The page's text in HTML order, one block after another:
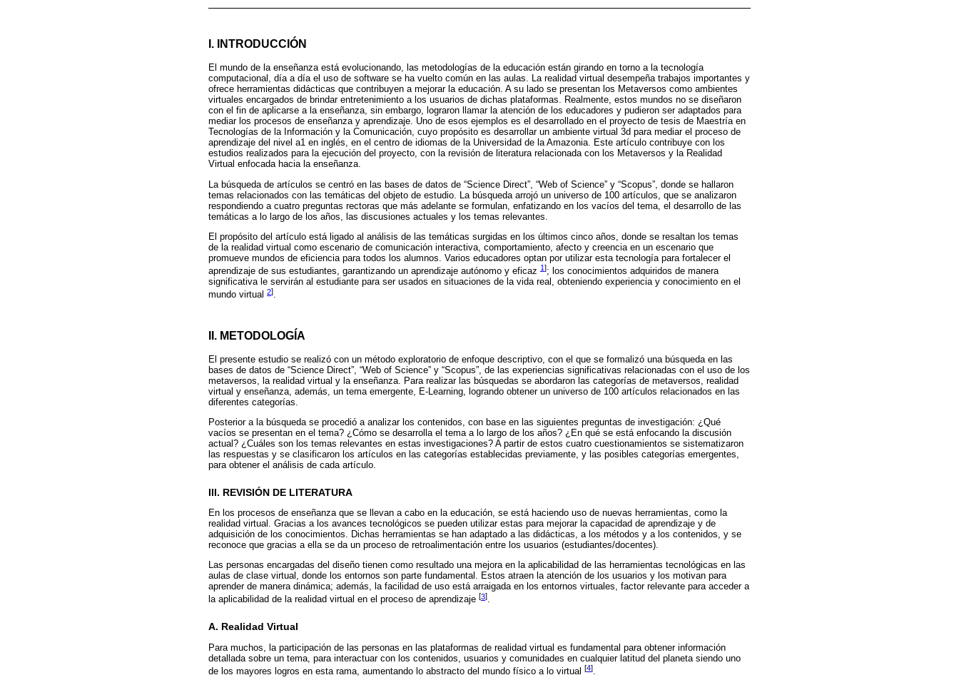
I. INTRODUCCIÓN
El mundo de la enseñanza está evolucionando, las metodologías de la educación están girando en torno a la tecnología
computacional, día a día el uso de software se ha vuelto común en las aulas. La realidad virtual desempeña trabajos importantes y
ofrece herramientas didácticas que contribuyen a mejorar la educación. A su lado se presentan los Metaversos como ambientes
virtuales encargados de brindar entretenimiento a los usuarios de dichas plataformas. Realmente, estos mundos no se diseñaron
con el fin de aplicarse a la enseñanza, sin embargo, lograron llamar la atención de los educadores y pudieron ser adaptados para
mediar los procesos de enseñanza y aprendizaje. Uno de esos ejemplos es el desarrollado en el proyecto de tesis de Maestría en
Tecnologías de la Información y la Comunicación, cuyo propósito es desarrollar un ambiente virtual 3d para mediar el proceso de
aprendizaje del nivel a1 en inglés, en el centro de idiomas de la Universidad de la Amazonia. Este artículo contribuye con los
estudios realizados para la ejecución del proyecto, con la revisión de literatura relacionada con los Metaversos y la Realidad
Virtual enfocada hacia la enseñanza.
La búsqueda de artículos se centró en las bases de datos de “Science Direct”, “Web of Science” y “Scopus”, donde se hallaron
temas relacionados con las temáticas del objeto de estudio. La búsqueda arrojó un universo de 100 artículos, que se analizaron
respondiendo a cuatro preguntas rectoras que más adelante se formulan, enfatizando en los vacíos del tema, el desarrollo de las
temáticas a lo largo de los años, las discusiones actuales y los temas relevantes.
El propósito del artículo está ligado al análisis de las temáticas surgidas en los últimos cinco años, donde se resaltan los temas
de la realidad virtual como escenario de comunicación interactiva, comportamiento, afecto y creencia en un escenario que
promueve mundos de eficiencia para todos los alumnos. Varios educadores optan por utilizar esta tecnología para fortalecer el
aprendizaje de sus estudiantes, garantizando un aprendizaje autónomo y eficaz 1]; los conocimientos adquiridos de manera
significativa le servirán al estudiante para ser usados en situaciones de la vida real, obteniendo experiencia y conocimiento en el
mundo virtual 2].
II. METODOLOGÍA
El presente estudio se realizó con un método exploratorio de enfoque descriptivo, con el que se formalizó una búsqueda en las
bases de datos de “Science Direct”, “Web of Science” y “Scopus”, de las experiencias significativas relacionadas con el uso de los
metaversos, la realidad virtual y la enseñanza. Para realizar las búsquedas se abordaron las categorías de metaversos, realidad
virtual y enseñanza, además, un tema emergente, E-Learning, logrando obtener un universo de 100 artículos relacionados en las
diferentes categorías.
Posterior a la búsqueda se procedió a analizar los contenidos, con base en las siguientes preguntas de investigación: ¿Qué
vacíos se presentan en el tema? ¿Cómo se desarrolla el tema a lo largo de los años? ¿En qué se está enfocando la discusión
actual? ¿Cuáles son los temas relevantes en estas investigaciones? A partir de estos cuatro cuestionamientos se sistematizaron
las respuestas y se clasificaron los artículos en las categorías establecidas previamente, y las posibles categorías emergentes,
para obtener el análisis de cada artículo.
III. REVISIÓN DE LITERATURA
En los procesos de enseñanza que se llevan a cabo en la educación, se está haciendo uso de nuevas herramientas, como la
realidad virtual. Gracias a los avances tecnológicos se pueden utilizar estas para mejorar la capacidad de aprendizaje y de
adquisición de los conocimientos. Dichas herramientas se han adaptado a las didácticas, a los métodos y a los contenidos, y se
reconoce que gracias a ella se da un proceso de retroalimentación entre los usuarios (estudiantes/docentes).
Las personas encargadas del diseño tienen como resultado una mejora en la aplicabilidad de las herramientas tecnológicas en las
aulas de clase virtual, donde los entornos son parte fundamental. Estos atraen la atención de los usuarios y los motivan para
aprender de manera dinámica; además, la facilidad de uso está arraigada en los entornos virtuales, factor relevante para acceder a
la aplicabilidad de la realidad virtual en el proceso de aprendizaje [3].
A. Realidad Virtual
Para muchos, la participación de las personas en las plataformas de realidad virtual es fundamental para obtener información
detallada sobre un tema, para interactuar con los contenidos, usuarios y comunidades en cualquier latitud del planeta siendo uno
de los mayores logros en esta rama, aumentando lo abstracto del mundo físico a lo virtual [4].